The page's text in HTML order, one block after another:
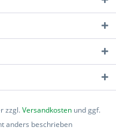
zzgl.Versandkosten und ggf.
anders beschrieben